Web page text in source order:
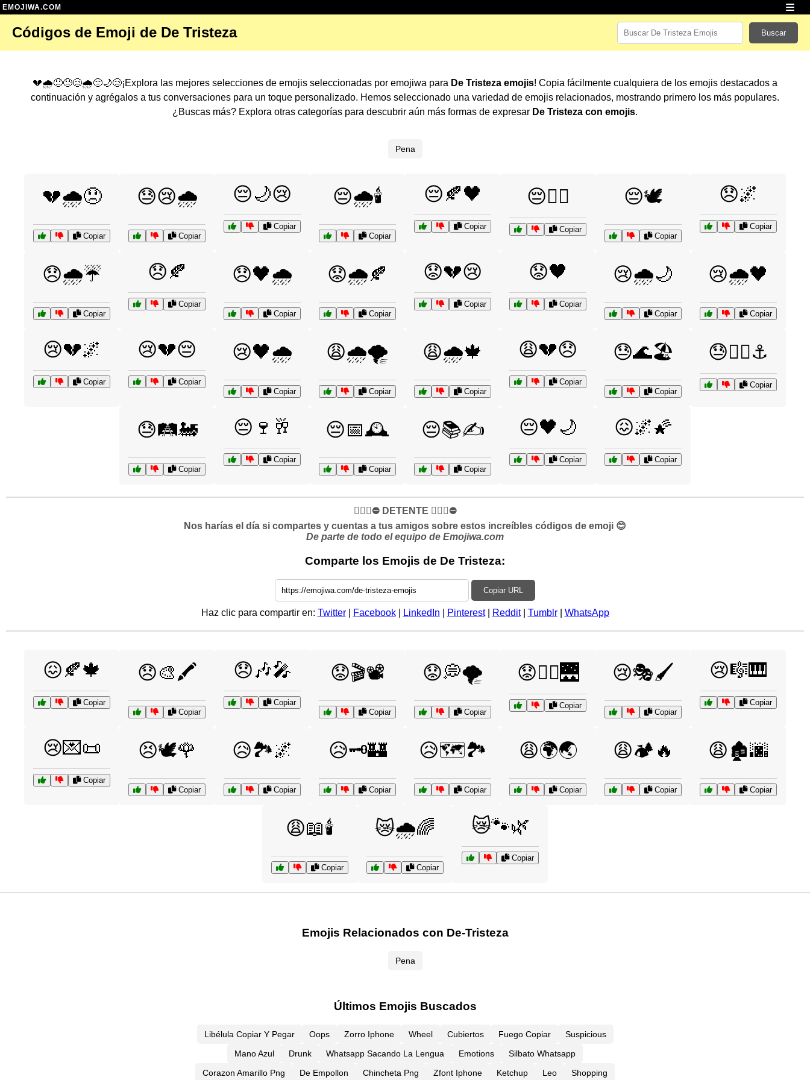
EMOJIWA.COM
Códigos de Emoji de De Tristeza Buscar
💔🌧️😞😓😢🌧️😔🌙😢¡Explora las mejores selecciones de emojis seleccionadas por emojiwa para De Tristeza emojis! Copia fácilmente cualquiera de los emojis destacados a
continuación y agrégalos a tus conversaciones para un toque personalizado. Hemos seleccionado una variedad de emojis relacionados, mostrando primero los más populares.
¿Buscas más? Explora otras categorías para descubrir aún más formas de expresar De Tristeza con emojis.
Pena
💔🌧️😞
Copiar
😓😢🌧️
Copiar
😔🌙😢
Copiar
😔🌧️🕯️
Copiar
😔🍂🖤
Copiar
😔🏴‍☠️
Copiar
😔🕊️
Copiar
😞🌌
Copiar
😞🌧️☔
Copiar
😞🍂
Copiar
😞🖤🌧️
Copiar
😟🌧️🍂
Copiar
😟💔😢
Copiar
😟🖤
Copiar
😢🌧️🌙
Copiar
😢🌧️🖤
Copiar
😢💔🌌
Copiar
😢💔😔
Copiar
😢🖤🌧️
Copiar
😩🌧️🌪️
Copiar
😩🌧️🍁
Copiar
😩💔😞
Copiar
😓🌊🏖️
Copiar
😓🏴‍☠️⚓
Copiar
😓🛤️🚂
Copiar
😔🍷🥂
Copiar
😔📅🕰️
Copiar
😔📚✍️
Copiar
😔🖤🌙
Copiar
😖🌌🌠
Copiar
✋🏻🛑⛔️ DETENTE ✋🏻🛑⛔️
Nos harías el día si compartes y cuentas a tus amigos sobre estos increíbles códigos de emoji 😊
De parte de todo el equipo de Emojiwa.com
Comparte los Emojis de De Tristeza:
Copiar URL
Haz clic para compartir en: Twitter| Facebook| LinkedIn Pinterest| Reddit| Tumblr| WhatsApp
😖🍂🍁
Copiar
😞🎨🖍️
Copiar
😞🎶🎤
Copiar
😟🎬📽️
Copiar
😟💭🌪️
Copiar
😟🚶‍♂️🌉
Copiar
😢🎭🖌️
Copiar
😢🎼🎹
Copiar
😢💌📜
Copiar
😣🕊️🌹
Copiar
😥🏞️🌌
Copiar
😥🗝️🏰
Copiar
😥🗺️🏞️
Copiar
😩🌍🌏
Copiar
😩🏕️🔥
Copiar
😩🏚️🌆
Copiar
😩📖🕯️
Copiar
😿🌧️🌈
Copiar
😿🐾🌿
Copiar
Emojis Relacionados con De-Tristeza
Pena
Últimos Emojis Buscados
Libélula Copiar Y Pegar Oops Zorro Iphone Wheel Cubiertos Fuego Copiar
Suspicious
Mano Azul
Drunk Whatsapp Sacando La Lengua Emotions
Silbato Whatsapp
Corazon Amarillo Png
De Empollon Chincheta Png Zfont Iphone Ketchup Leo Shopping